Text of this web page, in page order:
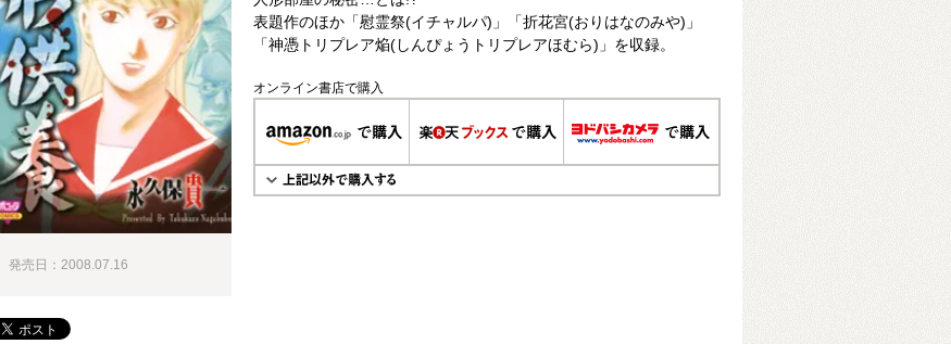
表題作のほか「慰霊祭(イチャルパ)」「折花宮(おりはなのみや)」
「神憑トリプレア焔(しんぴょうトリプレアほむら)」を収録。
オンライン書店で購入
発売日：2008.07.16